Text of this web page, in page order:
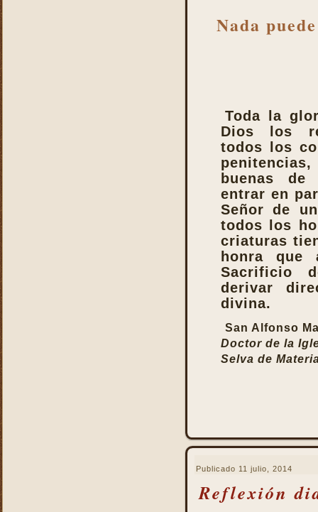
Nada
Toda la
Dios los
todos los
buenas
entrar en
Señor de
todos los
criaturas
honra que
Sacrificio
derivar
divina.
San Alfonso
Doctor de la
Selva de
Publicado 11 julio, 2014
Reflexión